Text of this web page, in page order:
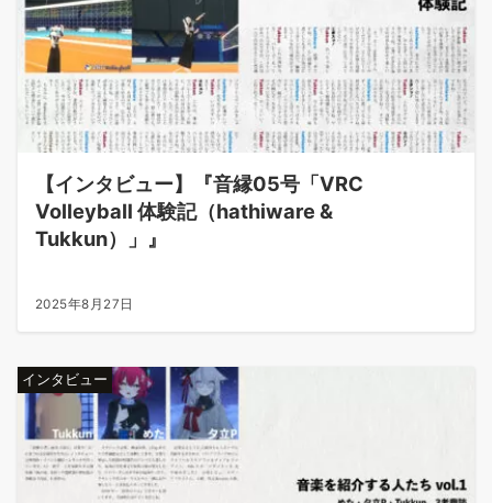
【インタビュー】『音縁05号「VRC
Volleyball 体験記（hathiware &
Tukkun）」』
2025年8月27日
インタビュー